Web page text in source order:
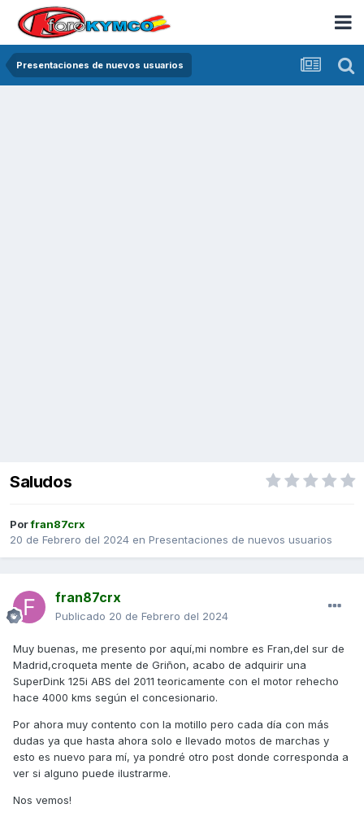
Presentaciones de nuevos usuarios
Saludos
Porfran87crx
20 de Febrero del 2024 en Presentaciones de nuevos usuarios
fran87crx
Publicado 20 de Febrero del 2024
Muy buenas, me presento por aquí,mi nombre es Fran,del sur de
Madrid,croqueta mente de Griñon, acabo de adquirir una
SuperDink 125i ABS del 2011 teoricamente con el motor rehecho
hace 4000 kms según el concesionario.
Por ahora muy contento con la motillo pero cada día con más
dudas ya que hasta ahora solo e llevado motos de marchas y
esto es nuevo para mí, ya pondré otro post donde corresponda a
ver si alguno puede ilustrarme.
Nos vemos!